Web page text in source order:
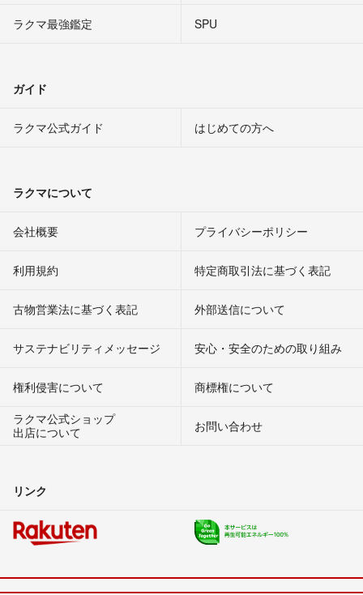
ラクマ最強鑑定
SPU
ガイド
ラクマ公式ガイド はじめての方へ
ラクマについて
会社概要 プライバシーポリシー
利用規約 特定商取引法に基づく表記
古物営業法に基づく表記 外部送信について
サステナビリティメッセージ 安心・安全のための取り組み
権利侵害について
商標権について
ラクマ公式ショップ
出店について
お問い合わせ
リンク